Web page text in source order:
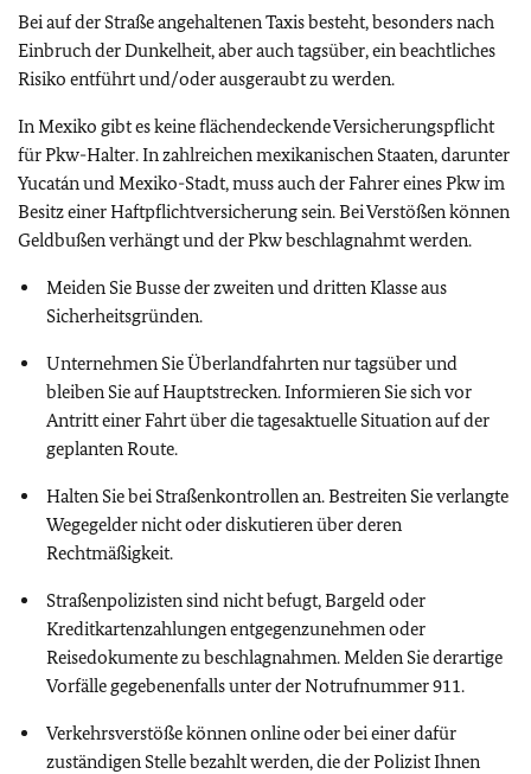
Bei auf der Straße angehaltenen Taxis besteht, besonders nach
Einbruch der Dunkelheit, aber auch tagsüber, ein beachtliches
Risiko entführt und/oder ausgeraubt zu werden.
In Mexiko gibt es keine flächendeckende Versicherungspflicht
für Pkw-Halter. In zahlreichen mexikanischen Staaten, darunter
Yucatán und Mexiko-Stadt, muss auch der Fahrer eines Pkw im
Besitz einer Haftpflichtversicherung sein. Bei Verstößen können
Geldbußen verhängt und der Pkw beschlagnahmt werden.
Meiden Sie Busse der zweiten und dritten Klasse aus
Sicherheitsgründen.
Unternehmen Sie Überlandfahrten nur tagsüber und
bleiben Sie auf Hauptstrecken. Informieren Sie sich vor
Antritt einer Fahrt über die tagesaktuelle Situation auf der
geplanten Route.
Halten Sie bei Straßenkontrollen an. Bestreiten Sie verlangte
Wegegelder nicht oder diskutieren über deren
Rechtmäßigkeit.
Straßenpolizisten sind nicht befugt, Bargeld oder
Kreditkartenzahlungen entgegenzunehmen oder
Reisedokumente zu beschlagnahmen. Melden Sie derartige
Vorfälle gegebenenfalls unter der Notrufnummer 911.
Verkehrsverstöße können online oder bei einer dafür
zuständigen Stelle bezahlt werden, die der Polizist Ihnen